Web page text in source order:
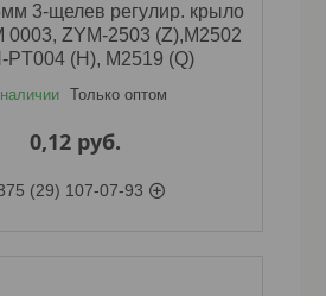
3-щелев регулир. крыло
0003, ZYM-2503 (Z),M2502
PT004 (H), M2519 (Q)
Только оптом
0,12 руб.
(29) 107-07-93